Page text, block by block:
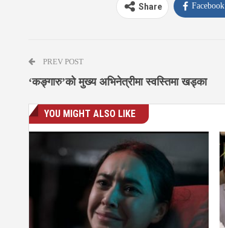
Share Facebook
PREV POST
‘कङ्गारु’को मुख्य अभिनेत्रीमा स्वस्तिमा खड्का
YOU MIGHT ALSO LIKE